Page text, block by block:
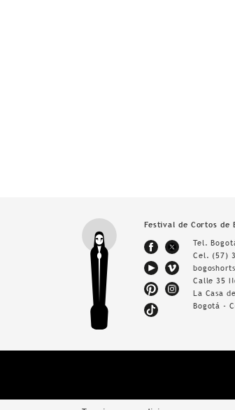
Festival de Cortos
Tel.
Cel. (57)
Calle 35
La Casa
Bogotá -